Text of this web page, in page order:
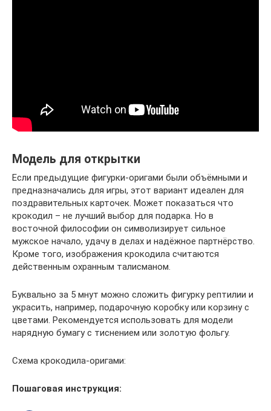
Модель для открытки
Если предыдущие фигурки-оригами были объёмными и
предназначались для игры, этот вариант идеален для
поздравительных карточек. Может показаться что
крокодил – не лучший выбор для подарка. Но в
восточной философии он символизирует сильное
мужское начало, удачу в делах и надёжное партнёрство.
Кроме того, изображения крокодила считаются
действенным охранным талисманом.
Буквально за 5 мнут можно сложить фигурку рептилии и
украсить, например, подарочную коробку или корзину с
цветами. Рекомендуется использовать для модели
нарядную бумагу с тиснением или золотую фольгу.
Схема крокодила-оригами:
Пошаговая инструкция: